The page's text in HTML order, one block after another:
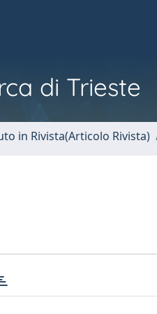
di Trieste
in Rivista(Articolo Rivista)